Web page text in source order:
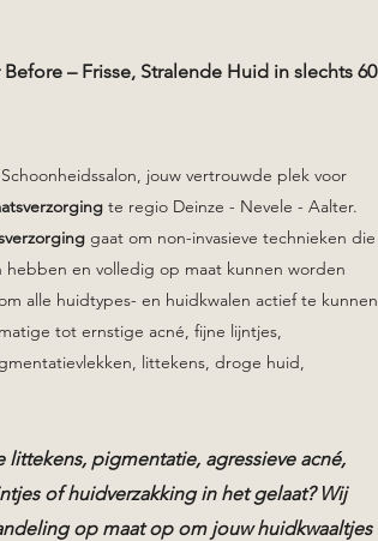
– Frisse, Stralende Huid in slechts 60
jouw vertrouwde plek voor
te regio Deinze - Nevele - Aalter.
gaat om non-invasieve technieken die
hebben en volledig op maat kunnen worden
alle huidtypes- en huidkwalen actief te kunnen
tot ernstige acné, fijne lijntjes,
littekens, droge huid,
littekens, pigmentatie, agressieve acné,
of huidverzakking in het gelaat? Wij
op maat op om jouw huidkwaaltjes